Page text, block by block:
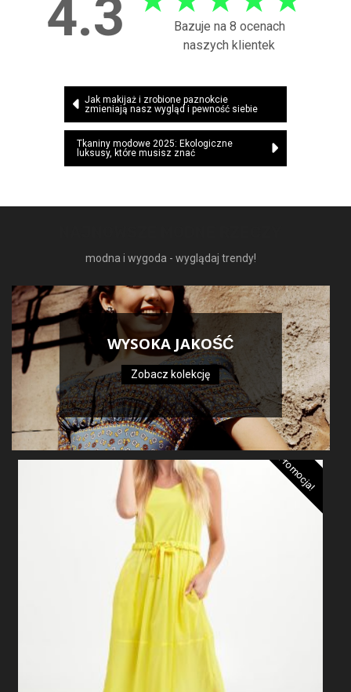
4.3
Bazuje na 8 ocenach
naszych klientek
Nawigacja
wpisu
Jak makijaż i zrobione paznokcie
zmieniają nasz wygląd i pewność siebie
Tkaniny modowe 2025: Ekologiczne
luksusy, które musisz znać
modna i wygoda - wyglądaj trendy!
WYSOKA JAKOŚĆ
Zobacz kolekcję
Promocja!